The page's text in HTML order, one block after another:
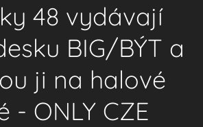
48 vydávají
BIG/BÝT a
ji na halové
- ONLY CZE